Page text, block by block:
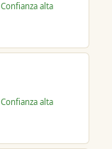
Confianza alta
Confianza alta